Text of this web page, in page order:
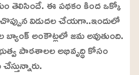
తెలిసిందే. ఈ పథకం కింద ఒక్కో
చొప్పున విడుదల చేయగా..ఇందులో
బ్యాంక్ అంకౌట్లలో జమ అవుతుంది.
పాఠశాలల అభివృద్ధి కోసం